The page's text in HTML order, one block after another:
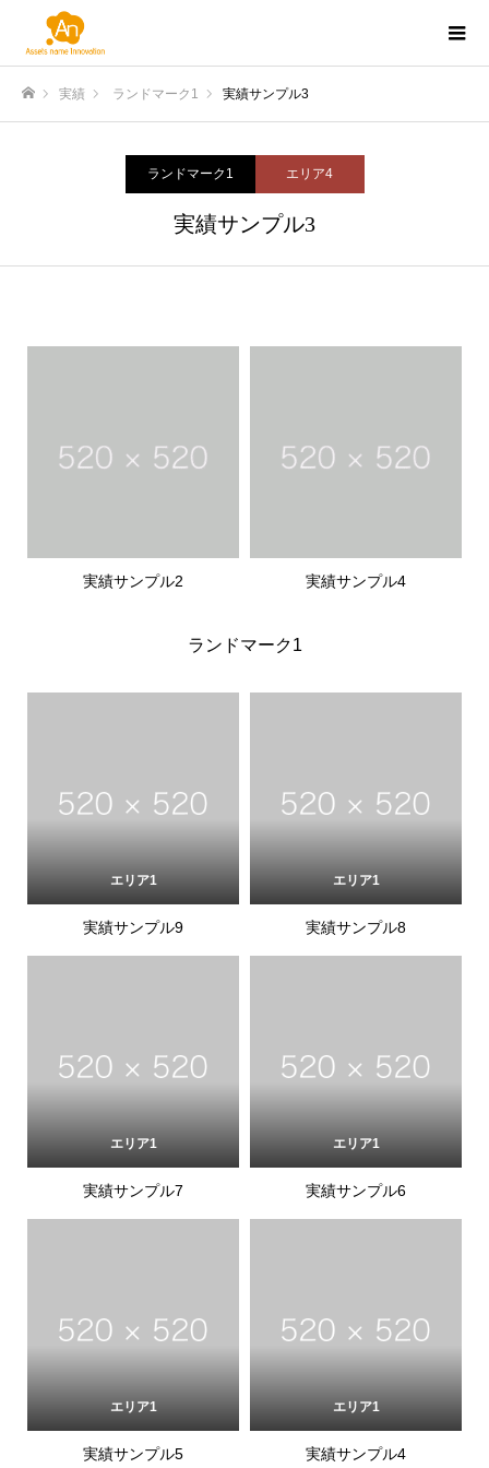
実績 ランドマーク1 実績サンプル3
ランドマーク1 エリア4
実績サンプル3
実績サンプル2 実績サンプル4
ランドマーク1
エリア1
実績サンプル9
エリア1
実績サンプル8
エリア1
実績サンプル7
エリア1
実績サンプル6
エリア1
実績サンプル5
エリア1
実績サンプル4